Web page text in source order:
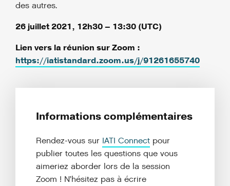
des autres.
26 juillet 2021, 12h30 – 13:30 (UTC)
Lien vers la réunion sur Zoom :
https://iatistandard.zoom.us/j/91261655740
Informations complémentaires
Rendez-vous sur IATI Connect pour
publier toutes les questions que vous
aimeriez aborder lors de la session
Zoom ! N’hésitez pas à écrire